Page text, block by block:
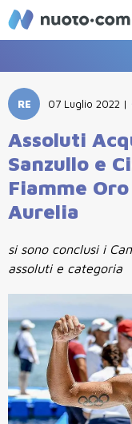
RE 07 Luglio 2022 |
Assoluti
Sanzullo e
Fiamme
Aurelia
si sono conclusi i
assoluti e categoria